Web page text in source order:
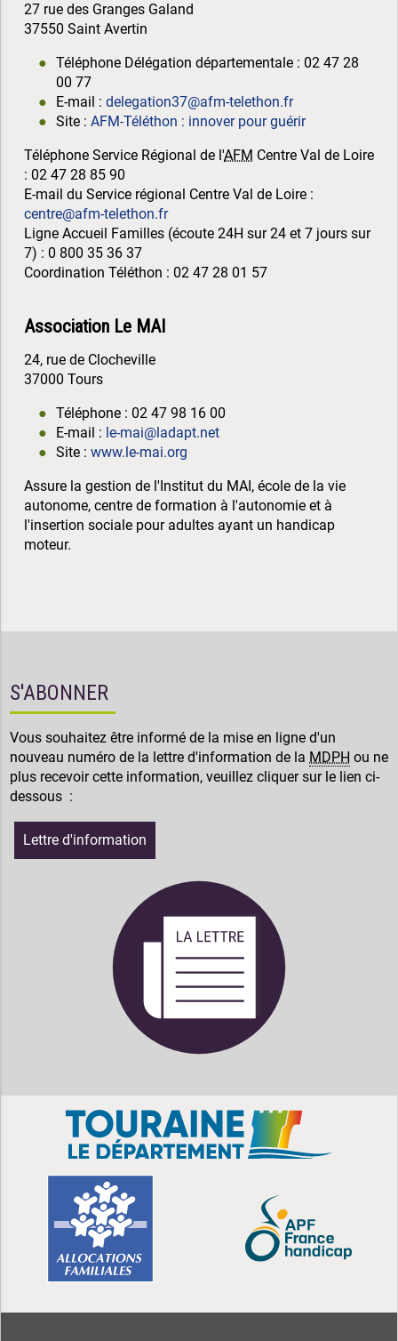
27 rue des Granges Galand
37550 Saint Avertin
Téléphone Délégation départementale : 02 47 28
00 77
E-mail : delegation37@afm-telethon.fr
Site : AFM-Téléthon : innover pour guérir
Téléphone Service Régional de l'AFM Centre Val de Loire
: 02 47 28 85 90
E-mail du Service régional Centre Val de Loire :
centre@afm-telethon.fr
Ligne Accueil Familles (écoute 24H sur 24 et 7 jours sur
7) : 0 800 35 36 37
Coordination Téléthon : 02 47 28 01 57
Association Le MAI
24, rue de Clocheville
37000 Tours
Téléphone : 02 47 98 16 00
E-mail : le-mai@ladapt.net
Site : www.le-mai.org
Assure la gestion de l'Institut du MAI, école de la vie
autonome, centre de formation à l'autonomie et à
l'insertion sociale pour adultes ayant un handicap
moteur.
S'ABONNER
Vous souhaitez être informé de la mise en ligne d'un
nouveau numéro de la lettre d'information de la MDPH ou ne
plus recevoir cette information, veuillez cliquer sur le lien ci-
dessous :
Lettre d'information